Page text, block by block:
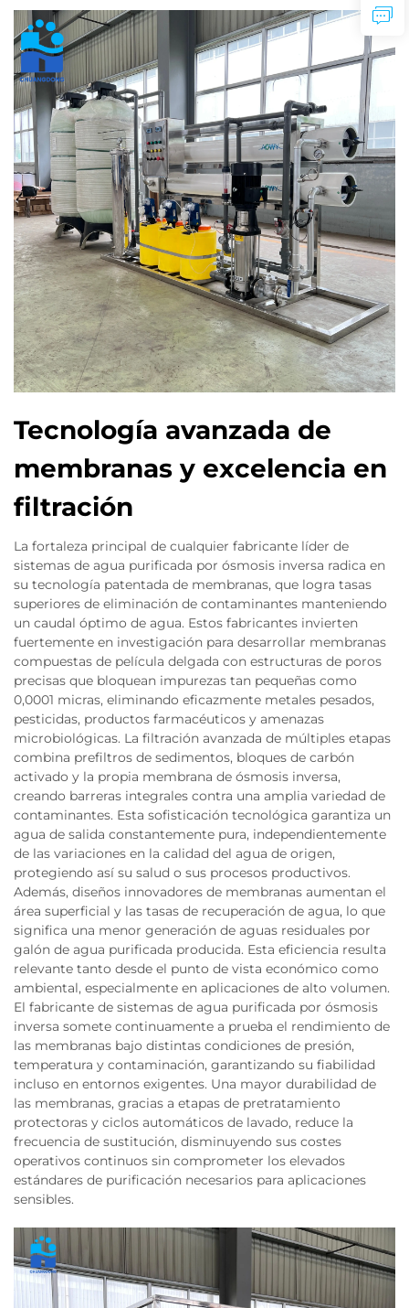
Tecnología avanzada de
membranas y excelencia en
filtración
La fortaleza principal de cualquier fabricante líder de
sistemas de agua purificada por ósmosis inversa radica en
su tecnología patentada de membranas, que logra tasas
superiores de eliminación de contaminantes manteniendo
un caudal óptimo de agua. Estos fabricantes invierten
fuertemente en investigación para desarrollar membranas
compuestas de película delgada con estructuras de poros
precisas que bloquean impurezas tan pequeñas como
0,0001 micras, eliminando eficazmente metales pesados,
pesticidas, productos farmacéuticos y amenazas
microbiológicas. La filtración avanzada de múltiples etapas
combina prefiltros de sedimentos, bloques de carbón
activado y la propia membrana de ósmosis inversa,
creando barreras integrales contra una amplia variedad de
contaminantes. Esta sofisticación tecnológica garantiza un
agua de salida constantemente pura, independientemente
de las variaciones en la calidad del agua de origen,
protegiendo así su salud o sus procesos productivos.
Además, diseños innovadores de membranas aumentan el
área superficial y las tasas de recuperación de agua, lo que
significa una menor generación de aguas residuales por
galón de agua purificada producida. Esta eficiencia resulta
relevante tanto desde el punto de vista económico como
ambiental, especialmente en aplicaciones de alto volumen.
El fabricante de sistemas de agua purificada por ósmosis
inversa somete continuamente a prueba el rendimiento de
las membranas bajo distintas condiciones de presión,
temperatura y contaminación, garantizando su fiabilidad
incluso en entornos exigentes. Una mayor durabilidad de
las membranas, gracias a etapas de pretratamiento
protectoras y ciclos automáticos de lavado, reduce la
frecuencia de sustitución, disminuyendo sus costes
operativos continuos sin comprometer los elevados
estándares de purificación necesarios para aplicaciones
sensibles.